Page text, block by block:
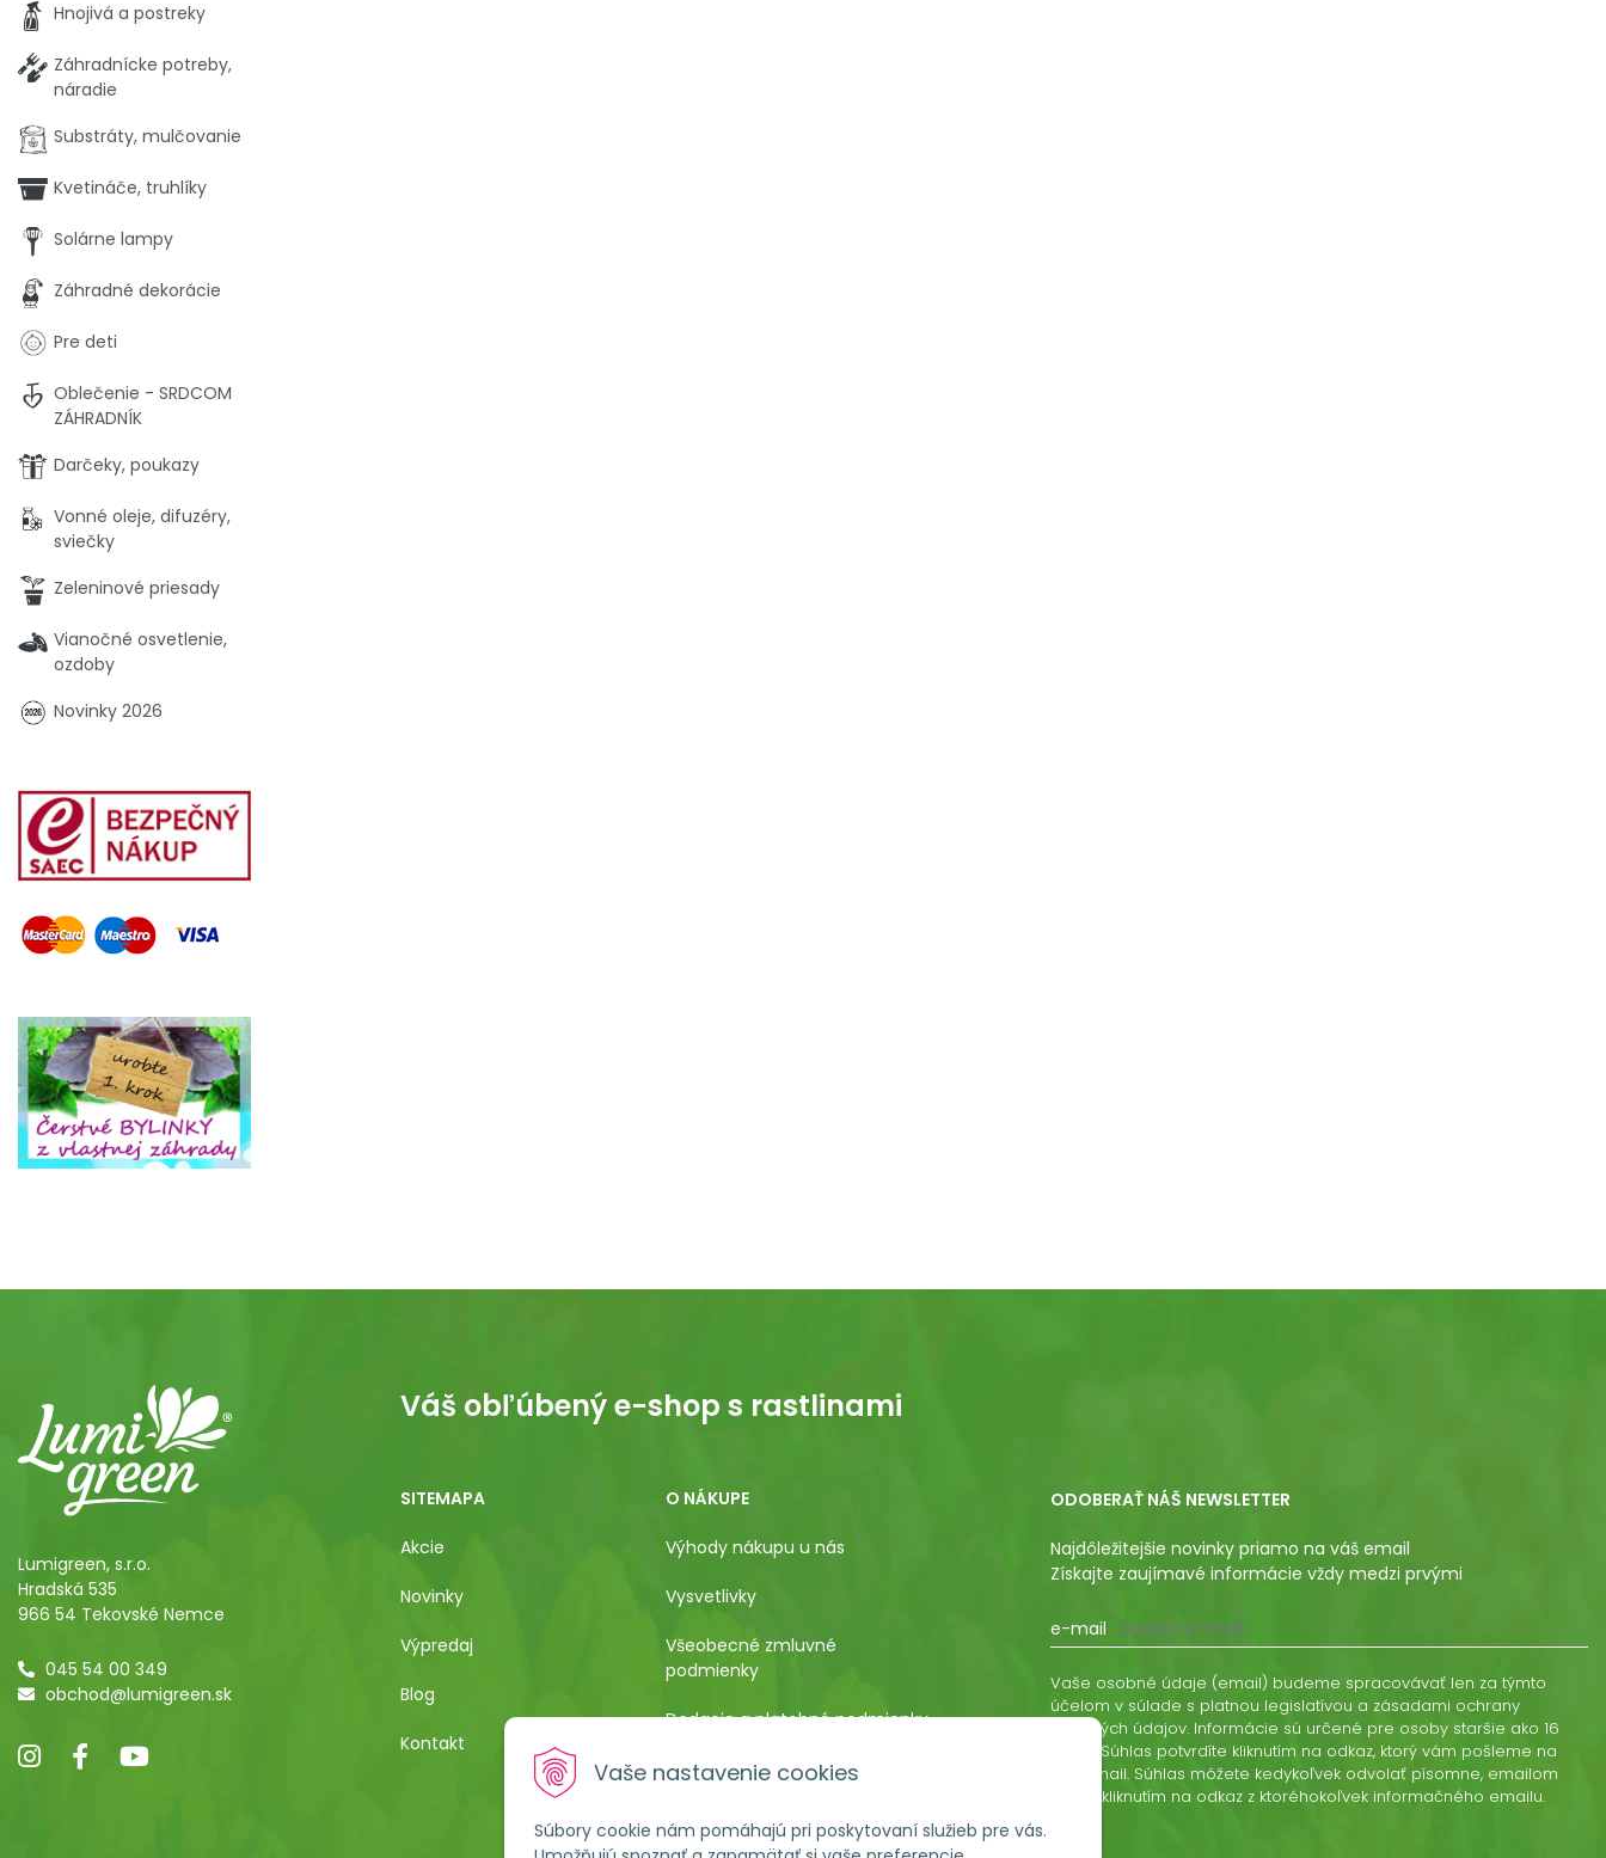
Vaše nastavenie cookies
Súbory cookie nám pomáhajú pri poskytovaní služieb pre vás.
Hnojivá a postreky
Záhradnícke potreby,
náradie
Substráty, mulčovanie
Kvetináče, truhlíky
Solárne lampy
Záhradné dekorácie
Pre deti
Oblečenie - SRDCOM
ZÁHRADNÍK
Darčeky, poukazy
Vonné oleje, difuzéry,
sviečky
Zeleninové priesady
Vianočné osvetlenie,
ozdoby
Novinky 2026
Lumigreen, s.r.o.
Hradská 535
966 54 Tekovské Nemce
045 54 00 349
obchod@lumigreen.sk
Váš obľúbený e-shop s rastlinami
SITEMAPA
Akcie
Novinky
Výpredaj
Blog
Kontakt
O NÁKUPE
Výhody nákupu u nás
Vysvetlivky
Všeobecné zmluvné
podmienky
Dodacie a platobné podmienky
Pestovateľský manuál
Poučenie o uplatnení práva
kupujúceho na odstúpenie od
ODOBERAŤ NÁŠ NEWSLETTER
Najdôležitejšie novinky priamo na váš email
Získajte zaujímavé informácie vždy medzi prvými
e-mail
Vaše osobné údaje (email) budeme spracovávať len za týmto
účelom v súlade s platnou legislatívou a zásadami ochrany
osobných údajov. Informácie sú určené pre osoby staršie ako 16
rokov. Súhlas potvrdíte kliknutím na odkaz, ktorý vám pošleme na
váš email. Súhlas môžete kedykoľvek odvolať písomne, emailom
alebo kliknutím na odkaz z ktoréhokoľvek informačného emailu.